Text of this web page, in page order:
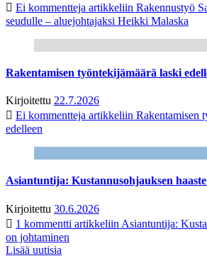
Ei kommentteja artikkeliin Rakennustyö
seudulle – aluejohtajaksi Heikki Malaska
Rakentamisen työntekijämäärä laski
Kirjoitettu 22.7.2026
Ei kommentteja artikkeliin Rakentamisen
edelleen
Asiantuntija: Kustannusohjauksen
Kirjoitettu 30.6.2026
1 kommentti artikkeliin Asiantuntija:
on johtaminen
Lisää uutisia